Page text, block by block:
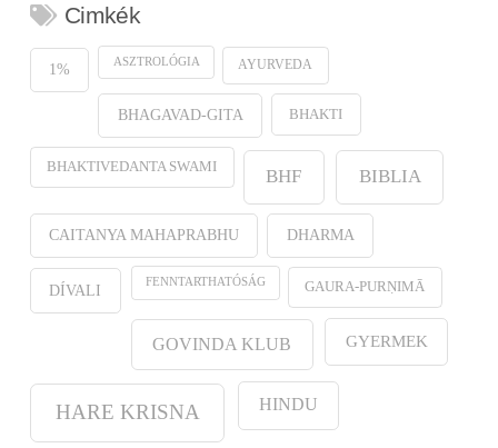
Cimkék
1% ASZTROLÓGIA AYURVEDA
BHAGAVAD-GITA BHAKTI
BHAKTIVEDANTA SWAMI BHF BIBLIA
CAITANYA MAHAPRABHU DHARMA
DÍVALI FENNTARTHATÓSÁG GAURA-PURṆIMĀ
GOVINDA KLUB GYERMEK
HARE KRISNA HINDU